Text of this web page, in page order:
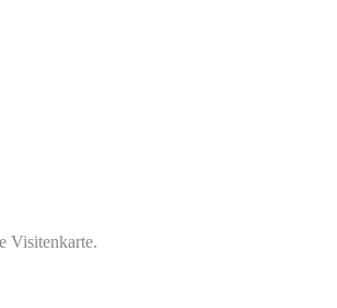
Visitenkarte.